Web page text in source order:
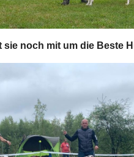
noch mit um die Beste